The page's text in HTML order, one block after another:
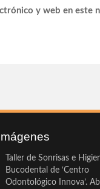
y web en este
Taller de Sonrisas e
Bucodental de ‘Centro
Odontológico Innova’.